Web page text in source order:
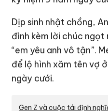
Dịp sinh nhật chồng,
đình kèm lời chúc
“em yêu anh vô tận”.
để lộ hình xăm tên vợ
ngày cưới.
Gen Z và cuộc tái định